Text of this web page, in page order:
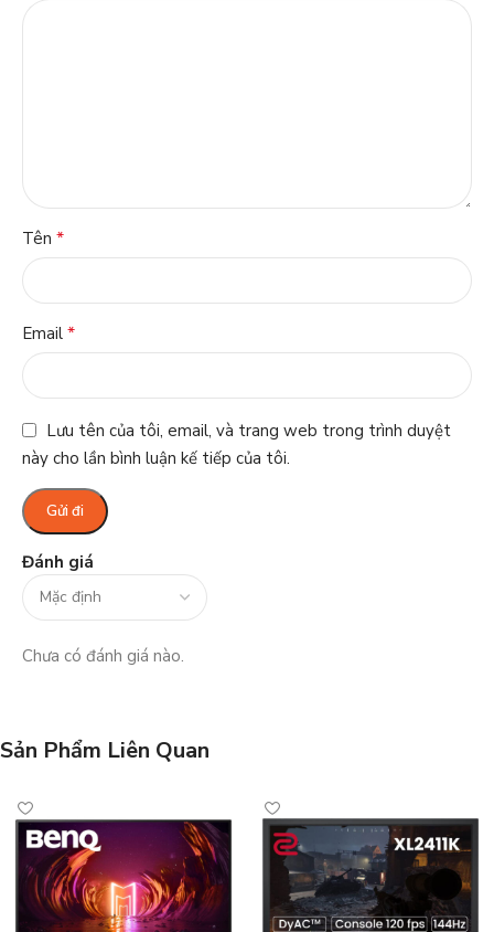
Đánh giá
Chưa có đánh giá nào.
Tên *
Email *
Lưu tên của tôi, email, và trang web trong trình duyệt
này cho lần bình luận kế tiếp của tôi.
Sản Phẩm Liên Quan